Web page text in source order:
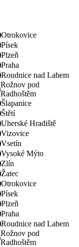
Otrokovice
Písek
Plzeň
Praha
Roudnice nad Labem
Rožnov pod
Radhoštěm
Šlapanice
Štětí
Uherské Hradiště
Vizovice
Vsetín
Vysoké Mýto
Zlín
Žatec
Otrokovice
Písek
Plzeň
Praha
Roudnice nad Labem
Rožnov pod
Radhoštěm